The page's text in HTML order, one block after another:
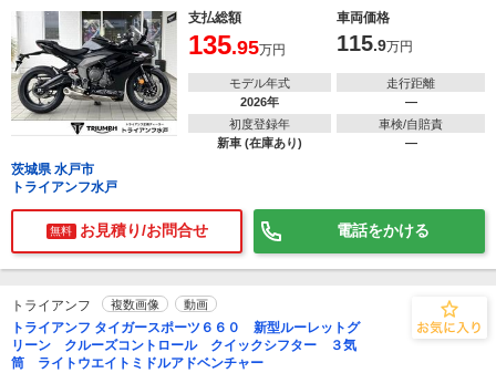
支払総額
車両価格
135.95万円 115.9万円
モデル年式
2026年
走行距離
―
初度登録年
新車 (在庫あり)
車検/自賠責
―
茨城県 水戸市
トライアンフ水戸
無料 お見積り/お問合せ 電話をかける
トライアンフ 複数画像 動画
トライアンフ タイガースポーツ６６０ 新型ルーレットグ
リーン クルーズコントロール クイックシフター ３気
筒 ライトウエイトミドルアドベンチャー